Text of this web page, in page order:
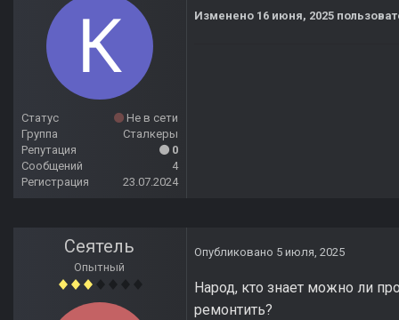
Статус
Не в сети
Группа
Сталкеры
Репутация
0
Сообщений
4
Регистрация
23.07.2024
Изменено 16 июня, 2025
Сеятель
Опытный
Опубликовано 5 июля, 2025
Народ, кто знает можно ли
ремонтить?